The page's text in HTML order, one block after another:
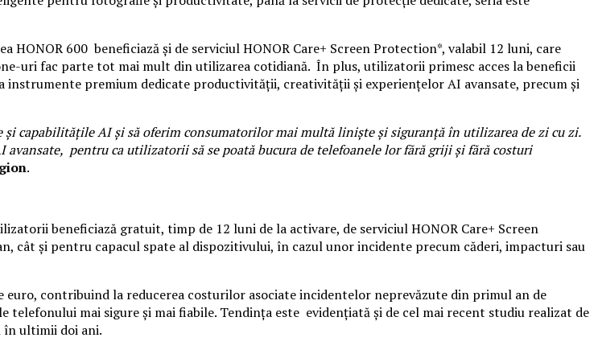
HONOR 600 beneficiază și de serviciul HONOR Care+ Screen Protection*, valabil 12 luni, care
uri fac parte tot mai mult din utilizarea cotidiană. În plus, utilizatorii primesc acces la beneficii
instrumente premium dedicate productivității, creativității și experiențelor AI avansate, precum și
capabilitățile AI și să oferim consumatorilor mai multă liniște și siguranță în utilizarea de zi cu zi.
pentru ca utilizatorii să se poată bucura de telefoanele lor fără griji și fără costuri
.
beneficiază gratuit, timp de 12 luni de la activare, de serviciul HONOR Care+ Screen
cât și pentru capacul spate al dispozitivului, în cazul unor incidente precum căderi, impacturi sau
contribuind la reducerea costurilor asociate incidentelor neprevăzute din primul an de
mai sigure și mai fiabile. Tendința este evidențiată și de cel mai recent studiu realizat de
în ultimii doi ani.